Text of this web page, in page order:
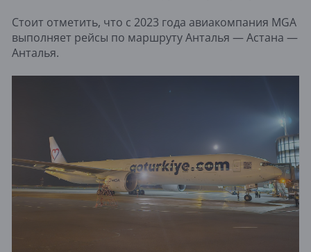
Стоит отметить, что с 2023 года авиакомпания MGA
выполняет рейсы по маршруту Анталья — Астана —
Анталья.